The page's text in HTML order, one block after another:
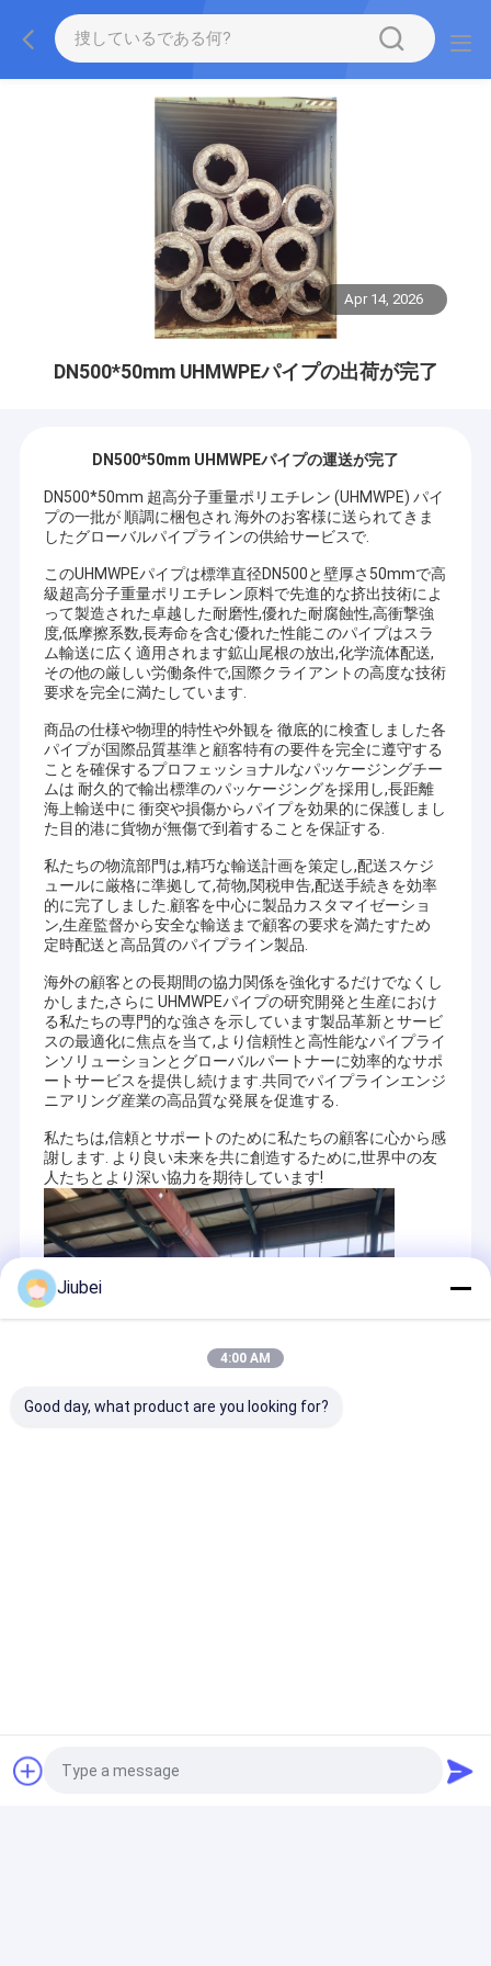
Apr 14, 2026
DN500*50mm UHMWPEパイプの出荷が完了
DN500*50mm UHMWPEパイプの運送が完了
DN500*50mm 超高分子重量ポリエチレン (UHMWPE) パイ
プの一批が 順調に梱包され 海外のお客様に送られてきま
したグローバルパイプラインの供給サービスで.
このUHMWPEパイプは標準直径DN500と壁厚さ50mmで高
級超高分子重量ポリエチレン原料で先進的な挤出技術によ
って製造された卓越した耐磨性,優れた耐腐蝕性,高衝撃強
度,低摩擦系数,長寿命を含む優れた性能このパイプはスラ
ム輸送に広く適用されます鉱山尾根の放出,化学流体配送,
その他の厳しい労働条件で,国際クライアントの高度な技術
要求を完全に満たしています.
商品の仕様や物理的特性や外観を 徹底的に検査しました各
パイプが国際品質基準と顧客特有の要件を完全に遵守する
ことを確保するプロフェッショナルなパッケージングチー
ムは 耐久的で輸出標準のパッケージングを採用し,長距離
海上輸送中に 衝突や損傷からパイプを効果的に保護しまし
た目的港に貨物が無傷で到着することを保証する.
私たちの物流部門は,精巧な輸送計画を策定し,配送スケジ
ュールに厳格に準拠して,荷物,関税申告,配送手続きを効率
的に完了しました.顧客を中心に製品カスタマイゼーショ
ン,生産監督から安全な輸送まで顧客の要求を満たすため
定時配送と高品質のパイプライン製品.
海外の顧客との長期間の協力関係を強化するだけでなくし
かしまた,さらに UHMWPEパイプの研究開発と生産におけ
る私たちの専門的な強さを示しています製品革新とサービ
スの最適化に焦点を当て,より信頼性と高性能なパイプライ
ンソリューションとグローバルパートナーに効率的なサポ
ートサービスを提供し続けます.共同でパイプラインエンジ
ニアリング産業の高品質な発展を促進する.
私たちは,信頼とサポートのために私たちの顧客に心から感
謝します. より良い未来を共に創造するために,世界中の友
人たちとより深い協力を期待しています!
Jiubei
4:00 AM
Good day, what product are you looking for?